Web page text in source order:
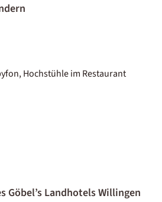
Hochstühle im Restaurant
Göbel’s Landhotels Willingen